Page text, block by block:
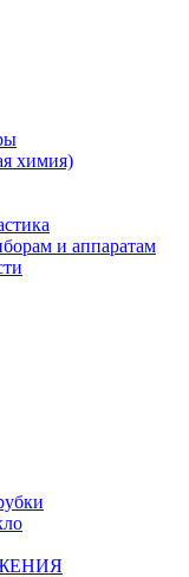
химия)
и аппаратам